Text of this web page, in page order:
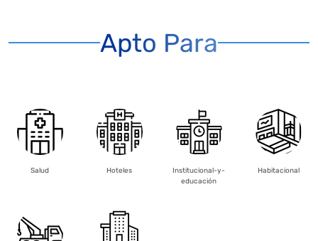
Apto Para
Salud Hoteles
Institucional-y-
educación
Habitacional